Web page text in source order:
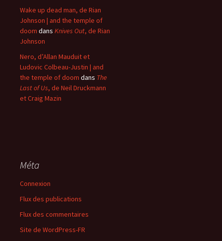
Wake up dead man, de Rian
Johnson | and the temple of
doom dans Knives Out, de Rian
Johnson
Nero, d’Allan Mauduit et
Ludovic Colbeau-Justin | and
the temple of doom dans The
Last of Us, de Neil Druckmann
et Craig Mazin
Méta
Connexion
Flux des publications
Flux des commentaires
Site de WordPress-FR